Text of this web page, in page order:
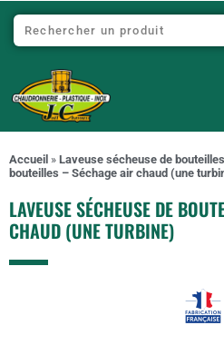
Accueil » Laveuse sécheuse de bouteilles
bouteilles – Séchage air chaud (une
LAVEUSE SÉCHEUSE DE
CHAUD (UNE TURBINE)